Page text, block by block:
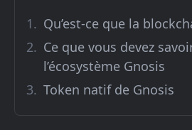
Qu’est-ce que la
Ce que vous devez
l’écosystème Gnosis
Token natif de Gnosis